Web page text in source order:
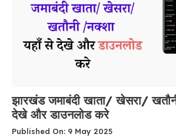
झारखंड जमाबंदी खाता/ खेसरा/
देखे और डाउनलोड करे
Published On: 9 May 2025